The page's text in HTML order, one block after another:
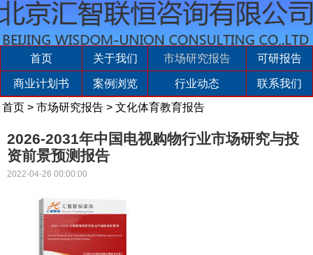
首页 关于我们 市场研究报告 可研报告
商业计划书 案例浏览 行业动态
联系我们
首页 > 市场研究报告 > 文化体育教育报告
2026-2031年中国电视购物行业市场研究与投
资前景预测报告
2022-04-26 00:00:00